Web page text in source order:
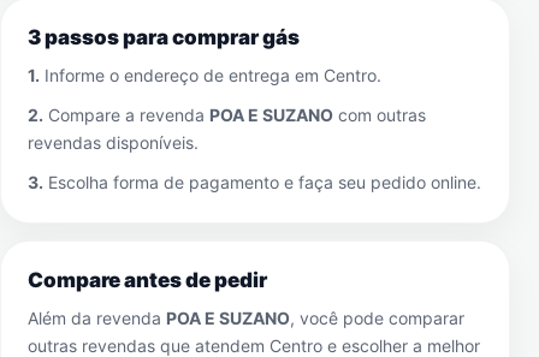
3 passos para comprar gás
1. Informe o endereço de entrega em Centro.
2. Compare a revenda POA E SUZANO com outras
revendas disponíveis.
3. Escolha forma de pagamento e faça seu pedido online.
Compare antes de pedir
Além da revenda POA E SUZANO, você pode comparar
outras revendas que atendem Centro e escolher a melhor